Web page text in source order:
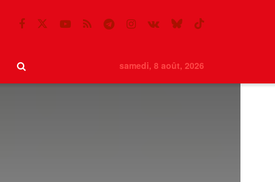
samedi, 8 août, 2026